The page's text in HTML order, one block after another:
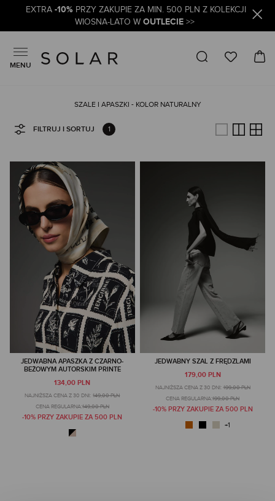
EXTRA -10% PRZY ZAKUPIE ZA MIN. 500 PLN Z KOLEKCJI
WIOSNA-LATO W OUTLECIE>>
MENU
SZALE I APASZKI - KOLOR NATURALNY
FILTRUJ I SORTUJ 1
JEDWABNA APASZKA Z CZARNO-
BEŻOWYM AUTORSKIM PRINTE
134,00 PLN
NAJNIŻSZA CENA Z 30 DNI: 149,00 PLN
CENA REGULARNA:149,00 PLN
-10% PRZY ZAKUPIE ZA 500 PLN
JEDWABNY SZAL Z FRĘDZLAMI
179,00 PLN
NAJNIŻSZA CENA Z 30 DNI: 199,00 PLN
CENA REGULARNA:199,00 PLN
-10% PRZY ZAKUPIE ZA 500 PLN